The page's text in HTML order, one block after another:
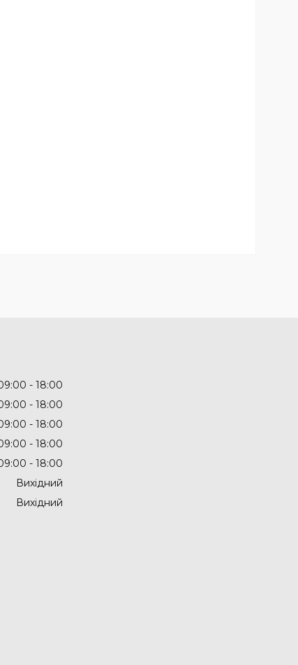
18:00
18:00
18:00
18:00
18:00
Вихідний
Вихідний